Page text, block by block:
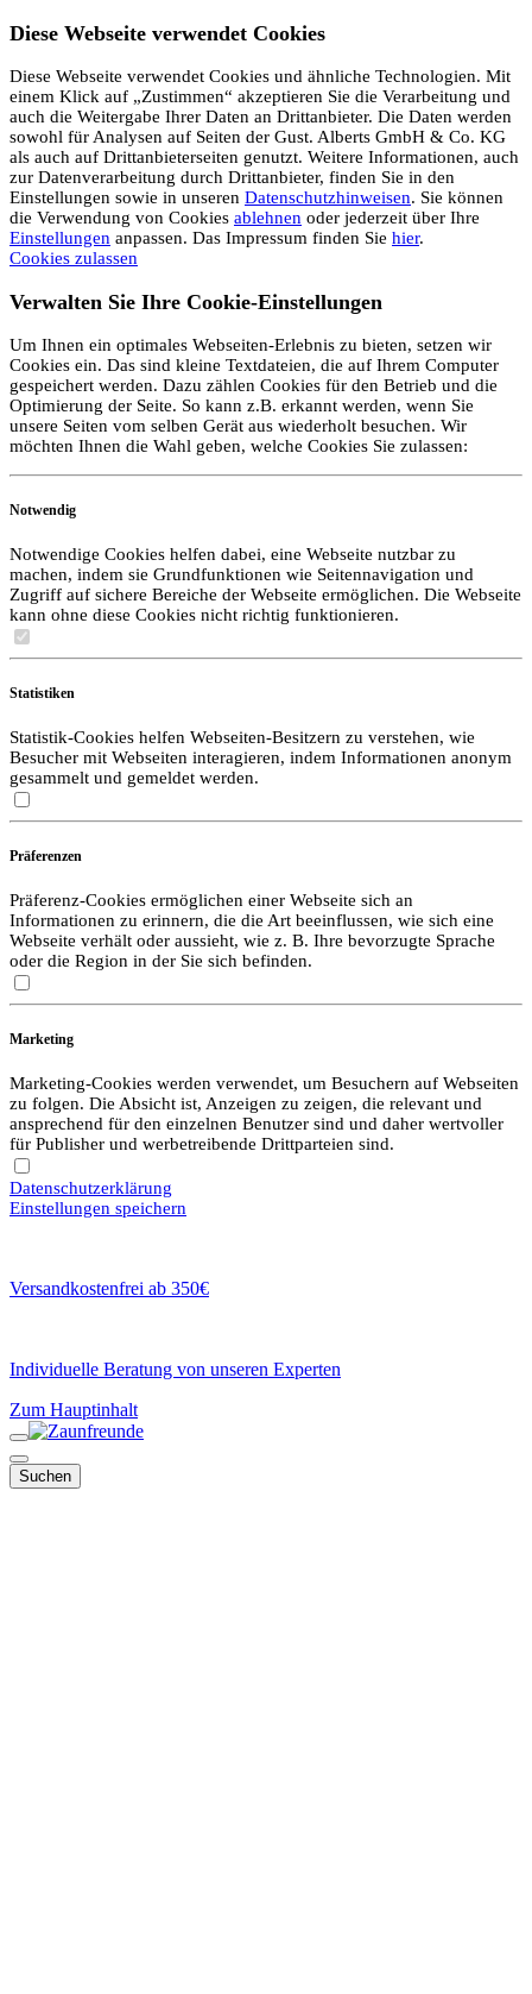
Diese Webseite verwendet Cookies
Diese Webseite verwendet Cookies und ähnliche Technologien. Mit
einem Klick auf „Zustimmen“ akzeptieren Sie die Verarbeitung und
auch die Weitergabe Ihrer Daten an Drittanbieter. Die Daten werden
sowohl für Analysen auf Seiten der Gust. Alberts GmbH & Co. KG
als auch auf Drittanbieterseiten genutzt. Weitere Informationen, auch
zur Datenverarbeitung durch Drittanbieter, finden Sie in den
Einstellungen sowie in unseren Datenschutzhinweisen. Sie können
die Verwendung von Cookies ablehnen oder jederzeit über Ihre
Einstellungen anpassen. Das Impressum finden Sie hier.
Cookies zulassen
Verwalten Sie Ihre Cookie-Einstellungen
Um Ihnen ein optimales Webseiten-Erlebnis zu bieten, setzen wir
Cookies ein. Das sind kleine Textdateien, die auf Ihrem Computer
gespeichert werden. Dazu zählen Cookies für den Betrieb und die
Optimierung der Seite. So kann z.B. erkannt werden, wenn Sie
unsere Seiten vom selben Gerät aus wiederholt besuchen. Wir
möchten Ihnen die Wahl geben, welche Cookies Sie zulassen:
Notwendig
Notwendige Cookies helfen dabei, eine Webseite nutzbar zu
machen, indem sie Grundfunktionen wie Seitennavigation und
Zugriff auf sichere Bereiche der Webseite ermöglichen. Die Webseite
kann ohne diese Cookies nicht richtig funktionieren.
Statistiken
Statistik-Cookies helfen Webseiten-Besitzern zu verstehen, wie
Besucher mit Webseiten interagieren, indem Informationen anonym
gesammelt und gemeldet werden.
Präferenzen
Präferenz-Cookies ermöglichen einer Webseite sich an
Informationen zu erinnern, die die Art beeinflussen, wie sich eine
Webseite verhält oder aussieht, wie z. B. Ihre bevorzugte Sprache
oder die Region in der Sie sich befinden.
Marketing
Marketing-Cookies werden verwendet, um Besuchern auf Webseiten
zu folgen. Die Absicht ist, Anzeigen zu zeigen, die relevant und
ansprechend für den einzelnen Benutzer sind und daher wertvoller
für Publisher und werbetreibende Drittparteien sind.
Datenschutzerklärung
Einstellungen speichern
Versandkostenfrei ab 350€
Individuelle Beratung von unseren Experten
Zum Hauptinhalt
Suchen